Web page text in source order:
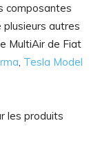
composantes
autres
MultiAir de Fiat
Tesla Model
les produits